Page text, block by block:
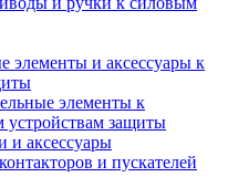
элементы и аксессуары к
элементы к
устройствам защиты
и аксессуары
и пускателей